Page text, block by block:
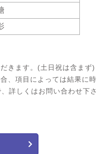
きます。(土日祝は含まず)
、項目によっては結果に時
詳しくはお問い合わせ下さ